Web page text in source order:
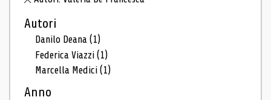
Autori
Danilo Deana(1)
Federica Viazzi(1)
Marcella Medici(1)
Anno